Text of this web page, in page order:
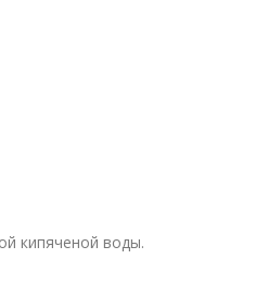
кипяченой воды.